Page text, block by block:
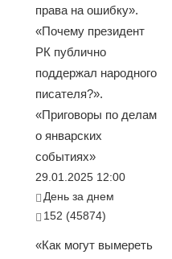
права на ошибку».
«Почему президент
РК публично
поддержал народного
писателя?».
«Приговоры по делам
о январских
событиях»
29.01.2025 12:00
День за днем
152 (45874)
«Как могут вымереть